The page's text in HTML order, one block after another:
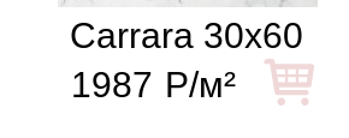
Carrara 30x60
1987 Р/м²